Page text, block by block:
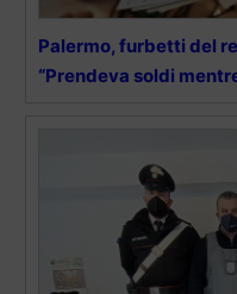
Palermo, furbetti del
“Prendeva soldi